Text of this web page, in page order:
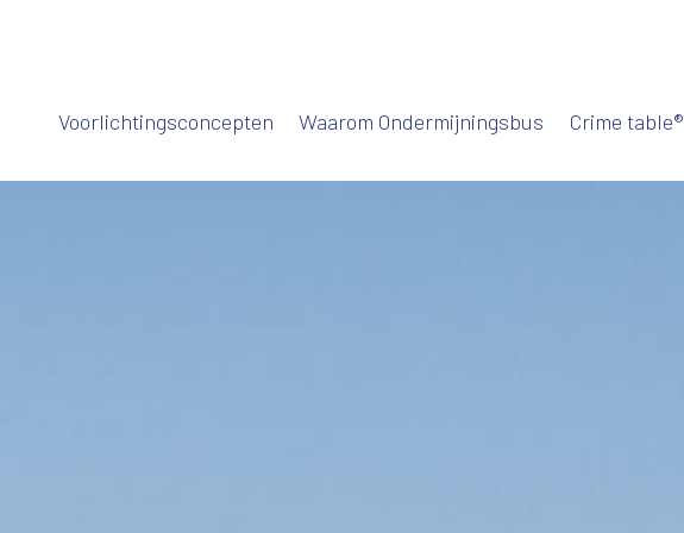
Voorlichtingsconcepten Waarom Ondermijningsbus Crime table®